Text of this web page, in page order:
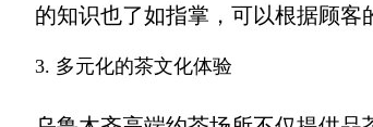
的知识也了如指掌，可以根据顾客
3. 多元化的茶文化体验